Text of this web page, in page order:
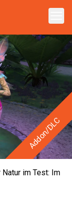
Addon/DLC
im Test: Im